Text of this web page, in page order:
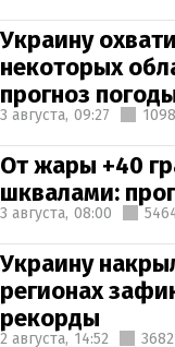
Украину
некоторых
прогноз
3 августа, 09:27
От жары +40
шквалами:
3 августа, 08:00
Украину
регионах
рекорды
2 августа, 14:52 3682